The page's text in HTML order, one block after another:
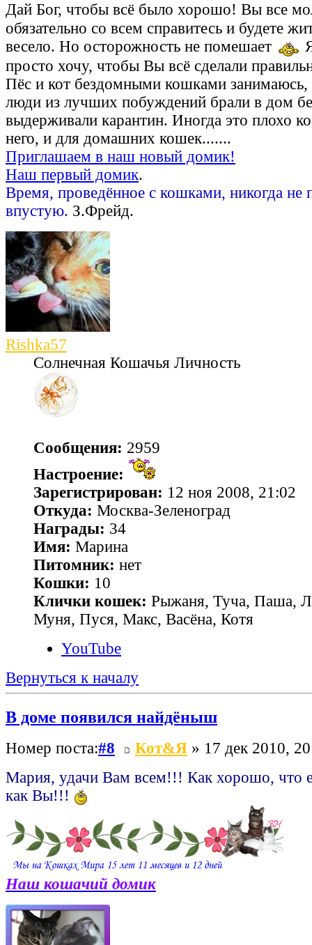
Дай Бог, чтобы всё было хорошо! Вы все
обязательно со всем справитесь и будете
весело. Но осторожность не помешает
просто хочу, чтобы Вы всё сделали
Пёс и кот бездомными кошками занимаюсь,
люди из лучших побуждений брали в дом
выдерживали карантин. Иногда это плохо
него, и для домашних кошек.......
Приглашаем в наш новый домик!
Наш первый домик.
Время, проведённое с кошками, никогда не
впустую. З.Фрейд.
Rishka57
Солнечная Кошачья Личность
Сообщения: 2959
Настроение:
Зарегистрирован: 12 ноя 2008, 21:02
Откуда: Москва-Зеленоград
Награды: 34
Имя: Марина
Питомник: нет
Кошки: 10
Клички кошек: Рыжаня, Туча, Паша,
Муня, Пуся, Макс, Васёна, Котя
YouTube
Вернуться к началу
В доме появился найдёныш
Номер поста:#8 Кот&Я » 17 дек 2010,
Мария, удачи Вам всем!!! Как хорошо, что
как Вы!!!
Наш кошачий домик